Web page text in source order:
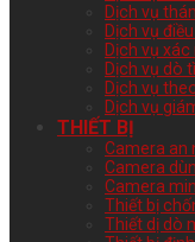
Dịch vụ
Dịch vụ
Dịch vụ
Dịch vụ dò
Dịch vụ
Dịch vụ
THIẾT BỊ
Camera an
Camera
Camera
Thiết bị
Thiết dị dò